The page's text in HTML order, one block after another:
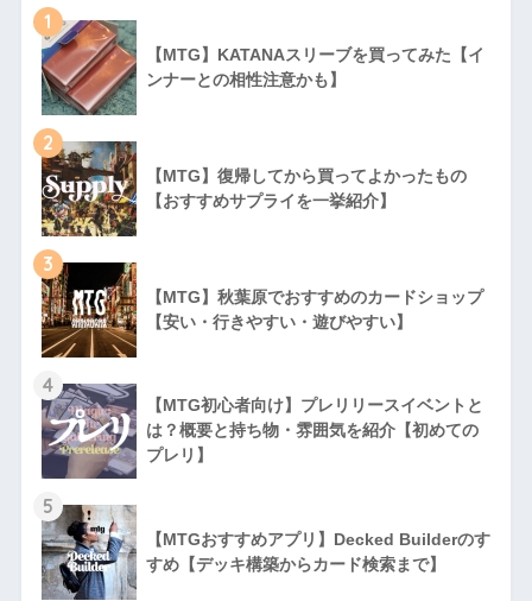
1
【MTG】KATANAスリーブを買ってみた【イ
ンナーとの相性注意かも】
2
【MTG】復帰してから買ってよかったもの
【おすすめサプライを一挙紹介】
3
【MTG】秋葉原でおすすめのカードショップ
【安い・行きやすい・遊びやすい】
4
【MTG初心者向け】プレリリースイベントと
は？概要と持ち物・雰囲気を紹介【初めての
プレリ】
5
【MTGおすすめアプリ】Decked Builderのす
すめ【デッキ構築からカード検索まで】